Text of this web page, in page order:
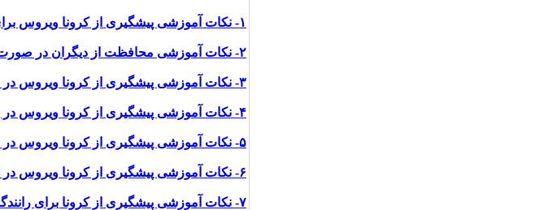
۱- نکات آموزشی پیشگیری از کرونا ویروس برای مراقبت از خود.
۲- نکات آموزشی محافظت از دیگران در صورت داشتن علائم تب و سرفه(ویرایش سوم)
۳- نکات آموزشی پیشگیری از کرونا ویروس در وسایل شخصی
۴- نکات آموزشی پیشگیری از کرونا ویروس در رستوران ها
۵- نکات آموزشی پیشگیری از کرونا ویروس در اداره ها
۶- نکات آموزشی پیشگیری از کرونا ویروس در اصناف
۷- نکات آموزشی پیشگیری از کرونا برای رانندگان تاکسی ها(ویرایش دوم)